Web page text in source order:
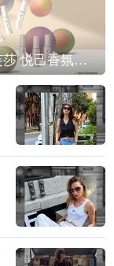
IPSA茵芙莎 悦己香氛凝露上市